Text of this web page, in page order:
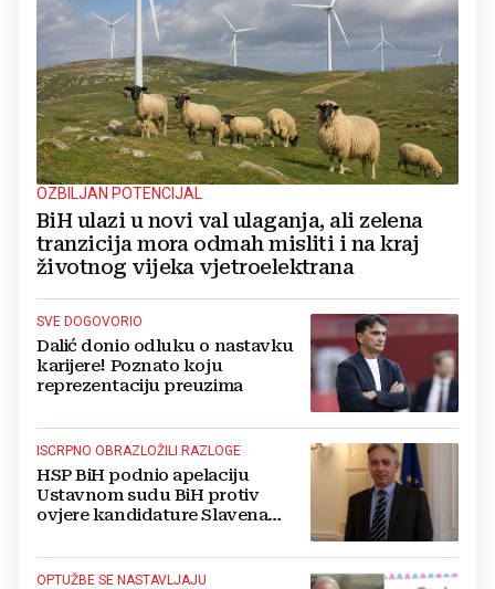
OZBILJAN POTENCIJAL
BiH ulazi u novi val ulaganja, ali zelena
tranzicija mora odmah misliti i na kraj
životnog vijeka vjetroelektrana
SVE DOGOVORIO
Dalić donio odluku o nastavku
karijere! Poznato koju
reprezentaciju preuzima
ISCRPNO OBRAZLOŽILI RAZLOGE
HSP BiH podnio apelaciju
Ustavnom sudu BiH protiv
ovjere kandidature Slavena
OPTUŽBE SE NASTAVLJAJU